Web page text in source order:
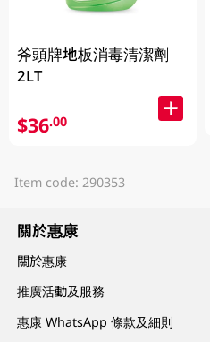
斧頭牌地板消毒清潔劑
2LT
$36.00
Item code: 290353
關於惠康
關於惠康
推廣活動及服務
惠康 WhatsApp 條款及細則